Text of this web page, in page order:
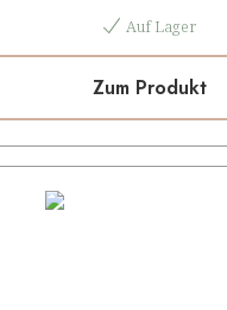
Auf Lager
Zum Produkt